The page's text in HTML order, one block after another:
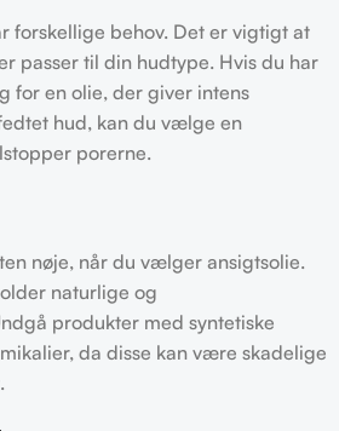
forskellige behov. Det er vigtigt at
passer til din hudtype. Hvis du har
for en olie, der giver intens
hud, kan du vælge en
porerne.
nøje, når du vælger ansigtsolie.
naturlige og
produkter med syntetiske
da disse kan være skadelige